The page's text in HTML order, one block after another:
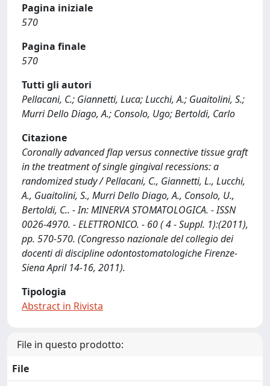
Pagina iniziale
570
Pagina finale
570
Tutti gli autori
Pellacani, C.; Giannetti, Luca; Lucchi, A.; Guaitolini, S.;
Murri Dello Diago, A.; Consolo, Ugo; Bertoldi, Carlo
Citazione
Coronally advanced flap versus connective tissue graft
in the treatment of single gingival recessions: a
randomized study / Pellacani, C., Giannetti, L., Lucchi,
A., Guaitolini, S., Murri Dello Diago, A., Consolo, U.,
Bertoldi, C.. - In: MINERVA STOMATOLOGICA. - ISSN
0026-4970. - ELETTRONICO. - 60 ( 4 - Suppl. 1):(2011),
pp. 570-570. (Congresso nazionale del collegio dei
docenti di discipline odontostomatologiche Firenze-
Siena April 14-16, 2011).
Tipologia
Abstract in Rivista
File in questo prodotto:
File